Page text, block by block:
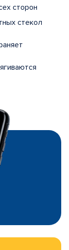
сторон
стекол